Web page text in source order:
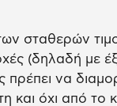
σταθερών
(δηλαδή με
πρέπει να
και όχι από